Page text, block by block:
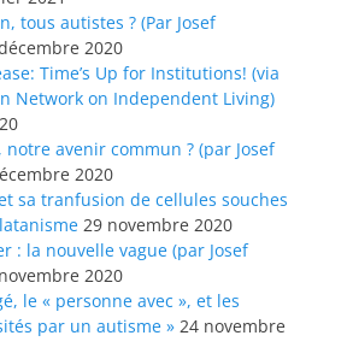
tous autistes ? (Par Josef
2020
Time’s Up for Institutions! (via
Network on Independent Living)
notre avenir commun ? (par Josef
2020
sa tranfusion de cellules souches
29 novembre 2020
: la nouvelle vague (par Josef
2020
le « personne avec », et les
par un autisme » 24 novembre